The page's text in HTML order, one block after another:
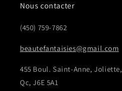
Nous contacter
(450) 759-7862
beautefantaisies@gmail.com
455 Boul. Saint-Anne, Joliette,
Qc, J6E 5A1